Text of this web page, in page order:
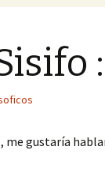
gustaría